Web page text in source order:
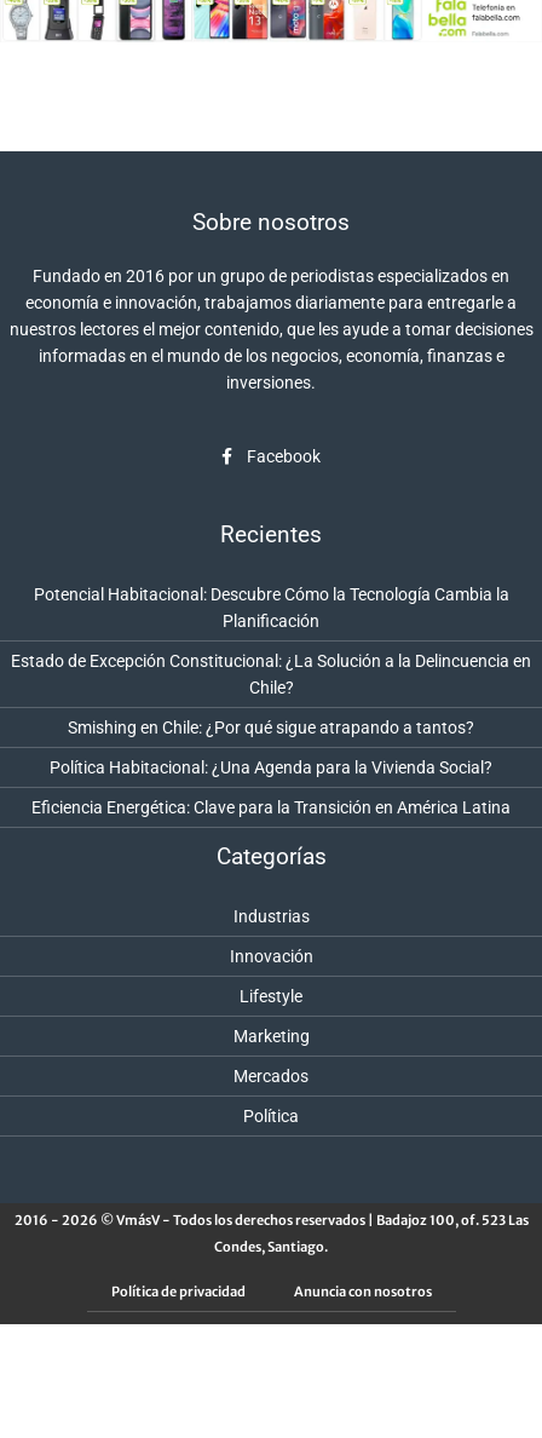
Sobre nosotros
Fundado en 2016 por un grupo de periodistas especializados en
economía e innovación, trabajamos diariamente para entregarle a
nuestros lectores el mejor contenido, que les ayude a tomar decisiones
informadas en el mundo de los negocios, economía, finanzas e
inversiones.
Facebook
Recientes
Potencial Habitacional: Descubre Cómo la Tecnología Cambia la
Planificación
Estado de Excepción Constitucional: ¿La Solución a la Delincuencia en
Chile?
Smishing en Chile: ¿Por qué sigue atrapando a tantos?
Política Habitacional: ¿Una Agenda para la Vivienda Social?
Eficiencia Energética: Clave para la Transición en América Latina
Categorías
Industrias
Innovación
Lifestyle
Marketing
Mercados
Política
2016 - 2026 © VmásV - Todos los derechos reservados | Badajoz 100, of. 523 Las
Condes, Santiago.
Política de privacidad Anuncia con nosotros